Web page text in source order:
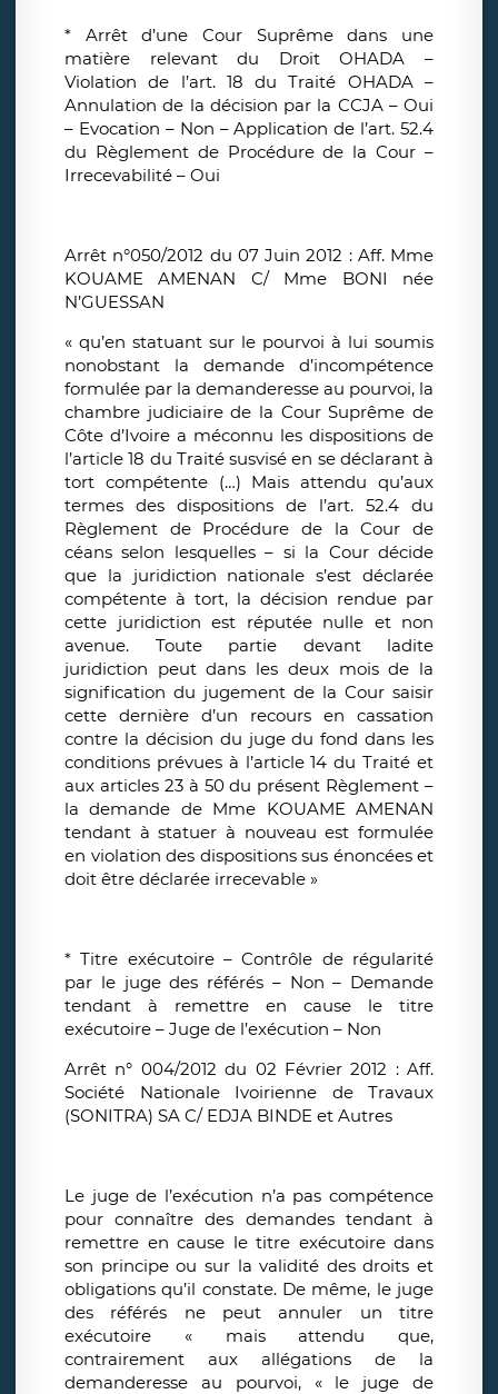
* Arrêt d’une Cour Suprême dans une
matière relevant du Droit OHADA –
Violation de l’art. 18 du Traité OHADA –
Annulation de la décision par la CCJA – Oui
– Evocation – Non – Application de l’art. 52.4
du Règlement de Procédure de la Cour –
Irrecevabilité – Oui
Arrêt n°050/2012 du 07 Juin 2012 : Aff. Mme
KOUAME AMENAN C/ Mme BONI née
N’GUESSAN
« qu’en statuant sur le pourvoi à lui soumis
nonobstant la demande d’incompétence
formulée par la demanderesse au pourvoi, la
chambre judiciaire de la Cour Suprême de
Côte d’Ivoire a méconnu les dispositions de
l’article 18 du Traité susvisé en se déclarant à
tort compétente (…) Mais attendu qu’aux
termes des dispositions de l’art. 52.4 du
Règlement de Procédure de la Cour de
céans selon lesquelles – si la Cour décide
que la juridiction nationale s’est déclarée
compétente à tort, la décision rendue par
cette juridiction est réputée nulle et non
avenue. Toute partie devant ladite
juridiction peut dans les deux mois de la
signification du jugement de la Cour saisir
cette dernière d’un recours en cassation
contre la décision du juge du fond dans les
conditions prévues à l’article 14 du Traité et
aux articles 23 à 50 du présent Règlement –
la demande de Mme KOUAME AMENAN
tendant à statuer à nouveau est formulée
en violation des dispositions sus énoncées et
doit être déclarée irrecevable »
* Titre exécutoire – Contrôle de régularité
par le juge des référés – Non – Demande
tendant à remettre en cause le titre
exécutoire – Juge de l’exécution – Non
Arrêt n° 004/2012 du 02 Février 2012 : Aff.
Société Nationale Ivoirienne de Travaux
(SONITRA) SA C/ EDJA BINDE et Autres
Le juge de l’exécution n’a pas compétence
pour connaître des demandes tendant à
remettre en cause le titre exécutoire dans
son principe ou sur la validité des droits et
obligations qu’il constate. De même, le juge
des référés ne peut annuler un titre
exécutoire « mais attendu que,
contrairement aux allégations de la
demanderesse au pourvoi, « le juge de